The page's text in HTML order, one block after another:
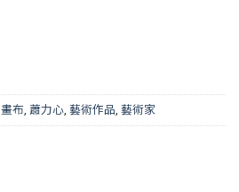
畫布, 蕭力心, 藝術作品, 藝術家